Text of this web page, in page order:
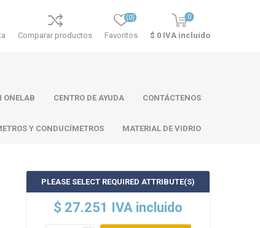
Comparar productos Favoritos
(0) 0
$ 0 IVA incluido
Atago
Thermo
Scientific
ONELAB CENTRO DE AYUDA CONTÁCTENOS
Y CONDUCÍMETROS MATERIAL DE VIDRIO
PLEASE SELECT REQUIRED ATTRIBUTE(S)
$ 27.251 IVA incluido